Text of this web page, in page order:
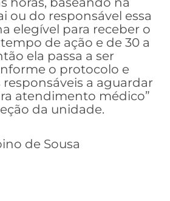
ou do responsável essa
elegível para receber o
de ação e de 30 a
ela passa a ser
o protocolo e
a aguardar
atendimento médico”
da unidade.
de Sousa